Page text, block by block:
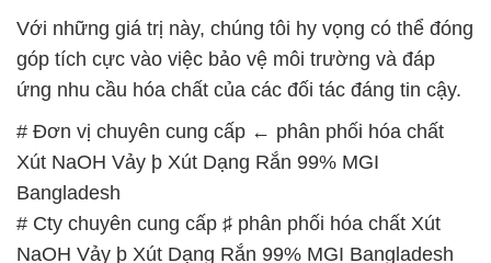
Với những giá trị này, chúng tôi hy vọng có thể đóng
góp tích cực vào việc bảo vệ môi trường và đáp
ứng nhu cầu hóa chất của các đối tác đáng tin cậy.
# Đơn vị chuyên cung cấp ← phân phối hóa chất
Xút NaOH Vảy þ Xút Dạng Rắn 99% MGI
Bangladesh
# Cty chuyên cung cấp ♯ phân phối hóa chất Xút
NaOH Vảy þ Xút Dạng Rắn 99% MGI Bangladesh